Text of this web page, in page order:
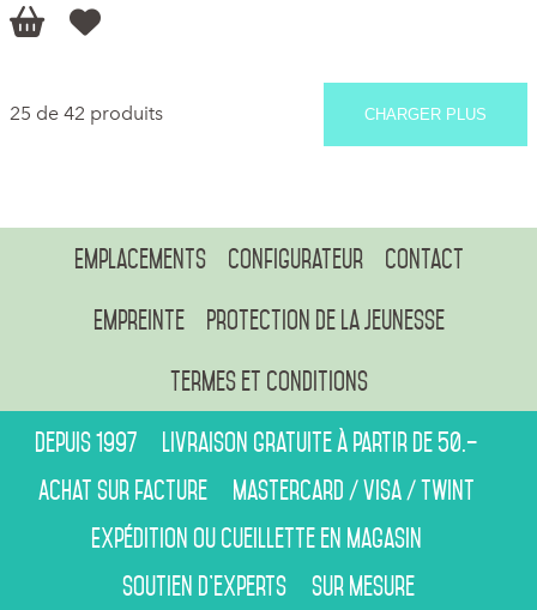
 
25 de 42 produits CHARGER PLUS
Emplacements Configurateur Contact
Empreinte Protection de la jeunesse
Termes et conditions
Depuis 1997
Livraison gratuite à partir de 50.–
Achat sur facture
Mastercard / Visa / Twint
Expédition ou cueillette en magasin
Soutien d’experts
Sur mesure